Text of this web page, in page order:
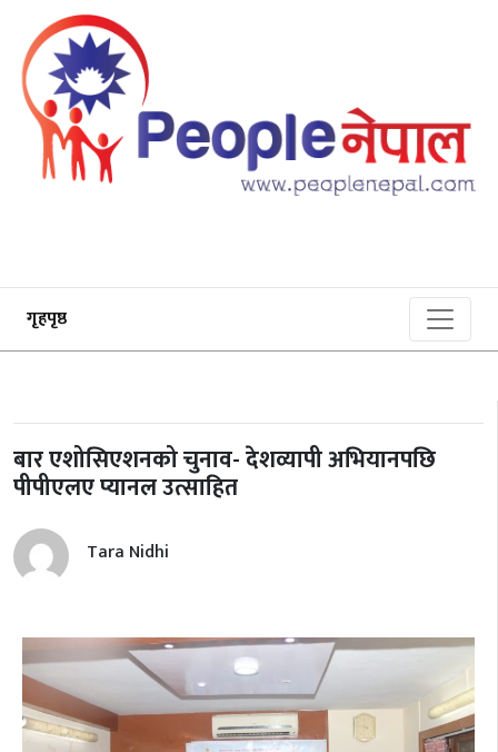
गृहपृष्ठ
बार एशोसिएशनको चुनाव- देशव्यापी अभियानपछि
पीपीएलए प्यानल उत्साहित
Tara Nidhi